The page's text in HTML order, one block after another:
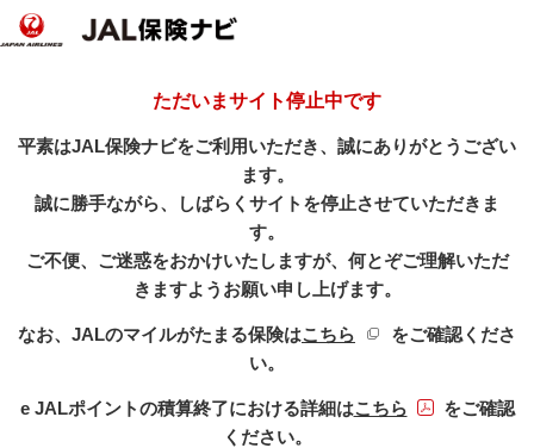
ただいまサイト停止中です
平素はJAL保険ナビをご利用いただき、誠にありがとうござい
ます。
誠に勝手ながら、しばらくサイトを停止させていただきま
す。
ご不便、ご迷惑をおかけいたしますが、何とぞご理解いただ
きますようお願い申し上げます。
なお、JALのマイルがたまる保険はこちら 新規ウィンドウを開
をご確認くださ
い。
e JALポイントの積算終了における詳細はこちらPDFファイル
をご確認
ください。